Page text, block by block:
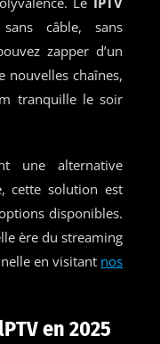
câble, sans
zapper d’un
nouvelles chaînes,
tranquille le soir
une alternative
cette solution est
disponibles.
ère du streaming
en visitant nos
en 2025